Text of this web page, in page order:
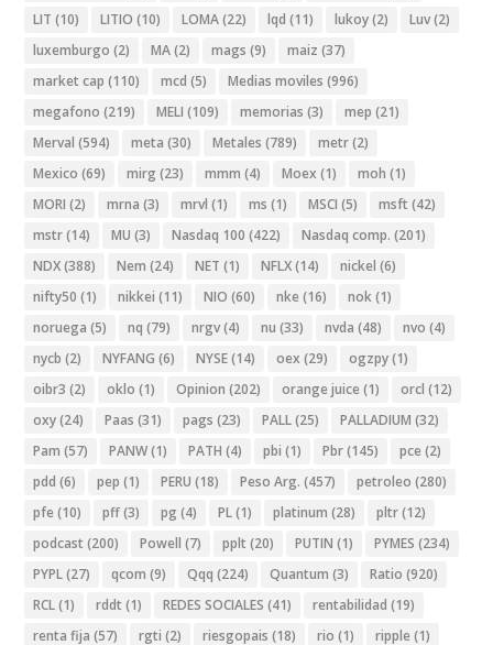
LIT (10) LITIO (10) LOMA(22) lqd (11) lukoy(2) Luv(2)
luxemburgo (2) MA(2) mags (9) maiz (37)
market cap (110) mcd (5) Medias moviles (996)
megafono (219) MELI (109) memorias (3) mep (21)
Merval (594) meta (30) Metales (789) metr(2)
Mexico (69) mirg (23) mmm (4) Moex (1) moh (1)
MORI (2) mrna (3) mrvl (1) ms (1) MSCI (5) msft (42)
mstr(14) MU (3) Nasdaq 100 (422) Nasdaq comp. (201)
NDX(388) Nem (24) NET (1) NFLX(14) nickel (6)
nifty50 (1) nikkei (11) NIO (60) nke (16) nok(1)
noruega (5) nq (79) nrgv(4) nu (33) nvda (48) nvo (4)
nycb (2) NYFANG (6) NYSE(14) oex (29) ogzpy(1)
oibr3 (2) oklo (1) Opinion (202) orange juice (1) orcl (12)
oxy(24) Paas (31) pags (23) PALL(25) PALLADIUM (32)
Pam (57) PANW(1) PATH (4) pbi (1) Pbr(145) pce (2)
pdd (6) pep (1) PERU (18) Peso Arg. (457) petroleo (280)
pfe (10) pff(3) pg (4) PL(1) platinum (28) pltr(12)
podcast (200) Powell (7) pplt (20) PUTIN (1) PYMES (234)
PYPL(27) qcom (9) Qqq (224) Quantum (3) Ratio (920)
RCL(1) rddt (1) REDES SOCIALES (41) rentabilidad (19)
renta fija (57) rgti (2) riesgopais (18) rio (1) ripple (1)